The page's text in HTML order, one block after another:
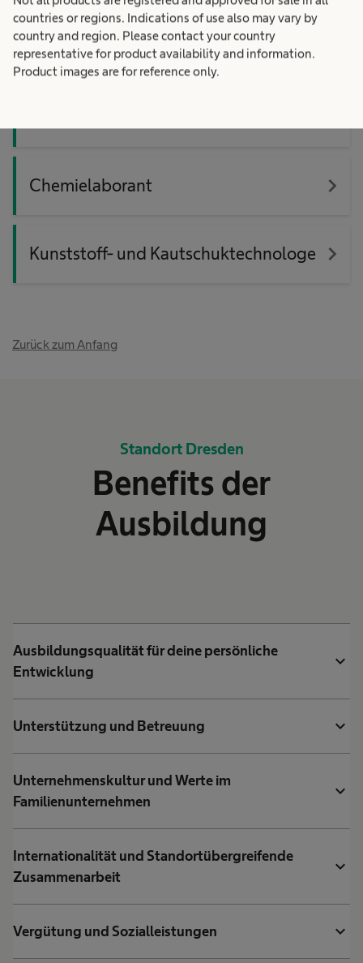
countries or regions. Indications of use also may vary by
country and region. Please contact your country
representative for product availability and information.
Product images are for reference only.
Alle Berufsbilder verstehen sich (w/m/d)
Chemielaborant navigate_next
Kunststoff- und Kautschuktechnologe navigate_next
Zurück zum Anfang
Standort Dresden
Benefits der
Ausbildung
Ausbildungsqualität für deine persönliche
Entwicklung
expand_more
Unterstützung und Betreuung expand_more
Unternehmenskultur und Werte im
Familienunternehmen
expand_more
Internationalität und Standortübergreifende
Zusammenarbeit
expand_more
Vergütung und Sozialleistungen expand_more